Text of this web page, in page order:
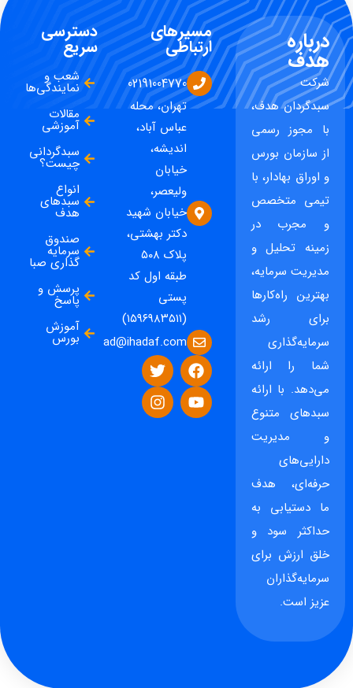
درباره
هدف
شرکت
سبدگردان هدف،
با مجوز رسمی
از سازمان بورس
و اوراق بهادار، با
تیمی متخصص
و مجرب در
زمینه تحلیل و
مدیریت سرمایه،
بهترین راه‌کارها
برای رشد
سرمایه‌گذاری
شما را ارائه
می‌دهد. با ارائه
سبدهای متنوع
و مدیریت
دارایی‌های
حرفه‌ای، هدف
ما دستیابی به
حداکثر سود و
خلق ارزش برای
سرمایه‌گذاران
عزیز است.
مسیرهای
ارتباطی
02191004770
تهران، محله
عباس آباد،
اندیشه،
خیابان
ولیعصر،
خیابان شهید
دکتر بهشتی،
پلاک ۵۰۸
طبقه اول کد
پستی
(۱۵۹۶۹۸۳۵۱۱)
ad@ihadaf.com
دسترسی
سریع
شعب و
نمایندگی‌ها
مقالات
آموزشی
سبدگردانی
چیست؟
انواع
سبدهای
هدف
صندوق
سرمایه
گذاری صبا
پرسش و
پاسخ
آموزش
بورس